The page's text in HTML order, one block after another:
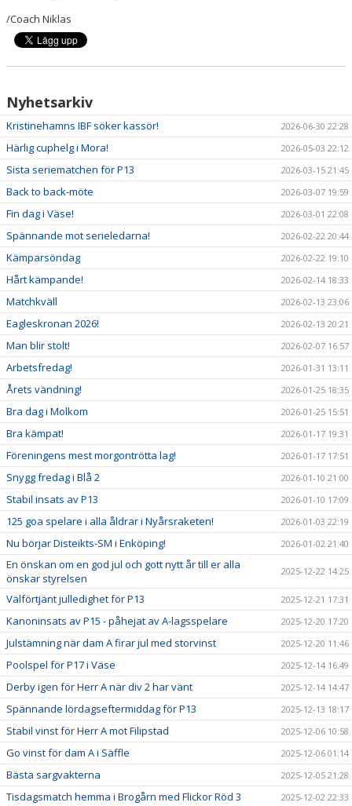
/Coach Niklas
Nyhetsarkiv
Kristinehamns IBF söker kassör! 2026-06-30 22:28
Härlig cuphelg i Mora! 2026-05-03 22:12
Sista seriematchen för P13 2026-03-15 21:45
Back to back-möte 2026-03-07 19:59
Fin dag i Väse! 2026-03-01 22:08
Spännande mot serieledarna! 2026-02-22 20:44
Kämparsöndag 2026-02-22 19:10
Hårt kämpande! 2026-02-14 18:33
Matchkväll 2026-02-13 23:06
Eagleskronan 2026! 2026-02-13 20:21
Man blir stolt! 2026-02-07 16:57
Arbetsfredag! 2026-01-31 13:11
Årets vändning! 2026-01-25 18:35
Bra dag i Molkom 2026-01-25 15:51
Bra kämpat! 2026-01-17 19:31
Föreningens mest morgontrötta lag! 2026-01-17 17:51
Snygg fredag i Blå 2 2026-01-10 21:00
Stabil insats av P13 2026-01-10 17:09
125 goa spelare i alla åldrar i Nyårsraketen! 2026-01-03 22:19
Nu börjar Disteikts-SM i Enköping! 2026-01-02 21:40
En önskan om en god jul och gott nytt år till er alla
önskar styrelsen
2025-12-22 14:25
Välförtjänt julledighet för P13 2025-12-21 17:31
Kanoninsats av P15 - påhejat av A-lagsspelare 2025-12-20 17:20
Julstämning när dam A firar jul med storvinst 2025-12-20 11:46
Poolspel för P17 i Väse 2025-12-14 16:49
Derby igen för Herr A när div 2 har vänt 2025-12-14 14:47
Spännande lördagseftermiddag för P13 2025-12-13 18:17
Stabil vinst för Herr A mot Filipstad 2025-12-06 10:58
Go vinst för dam A i Säffle 2025-12-06 01:14
Bästa sargvakterna 2025-12-05 21:28
Tisdagsmatch hemma i Brogårn med Flickor Röd 3 2025-12-02 22:33